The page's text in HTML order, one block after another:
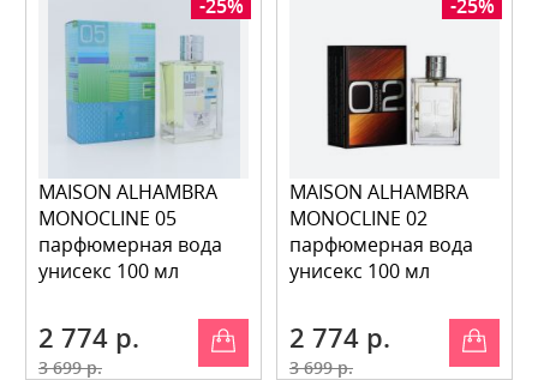
-25%
MAISON ALHAMBRA
MONOCLINE 05
парфюмерная вода
унисекс 100 мл
2 774 р.
3 699 р.
-25%
MAISON ALHAMBRA
MONOCLINE 02
парфюмерная вода
унисекс 100 мл
2 774 р.
3 699 р.